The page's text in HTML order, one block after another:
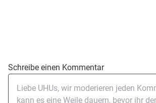
Schreibe einen Kommentar